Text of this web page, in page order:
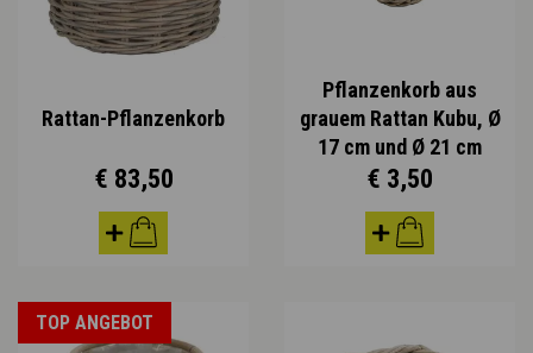
Rattan-Pflanzenkorb
€ 83,50
Pflanzenkorb aus
grauem Rattan Kubu, Ø
17 cm und Ø 21 cm
€ 3,50
TOP ANGEBOT